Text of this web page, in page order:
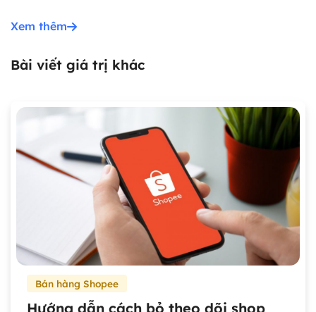
Bài viết giá trị khác
Xem thêm
Bán hàng Shopee
Hướng dẫn cách bỏ theo dõi shop